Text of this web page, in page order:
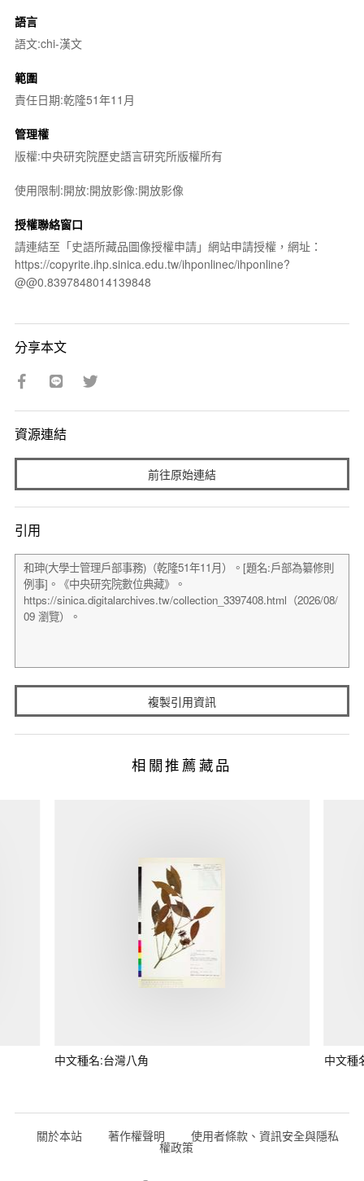
語言
語文:chi-漢文
範圍
責任日期:乾隆51年11月
管理權
版權:中央研究院歷史語言研究所版權所有
使用限制:開放:開放影像:開放影像
授權聯絡窗口
請連結至「史語所藏品圖像授權申請」網站申請授權，網址：
https://copyrite.ihp.sinica.edu.tw/ihponlinec/ihponline?
@@0.8397848014139848
分享本文
資源連結
前往原始連結
引用
複製引用資訊
相關推薦藏品
中文種名:台灣八角 中文種
關於本站 著作權聲明 使用者條款、資訊安全與隱私
權政策